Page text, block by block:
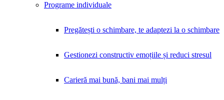
Programe individuale
Pregătești o schimbare, te adaptezi la o schimbare
Gestionezi constructiv emoțiile și reduci stresul
Carieră mai bună, bani mai mulți